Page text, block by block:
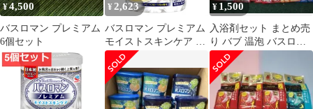
¥4,500
バスロマン プレミアム
6個セット
¥ 2,623
バスロマン プレミアム
モイストスキンケア 薬
用入浴剤 600g 3個セッ
ト まとめ売り
¥ 1,500
入浴剤セット まとめ売
り バブ 温泡 バスロマ
ン